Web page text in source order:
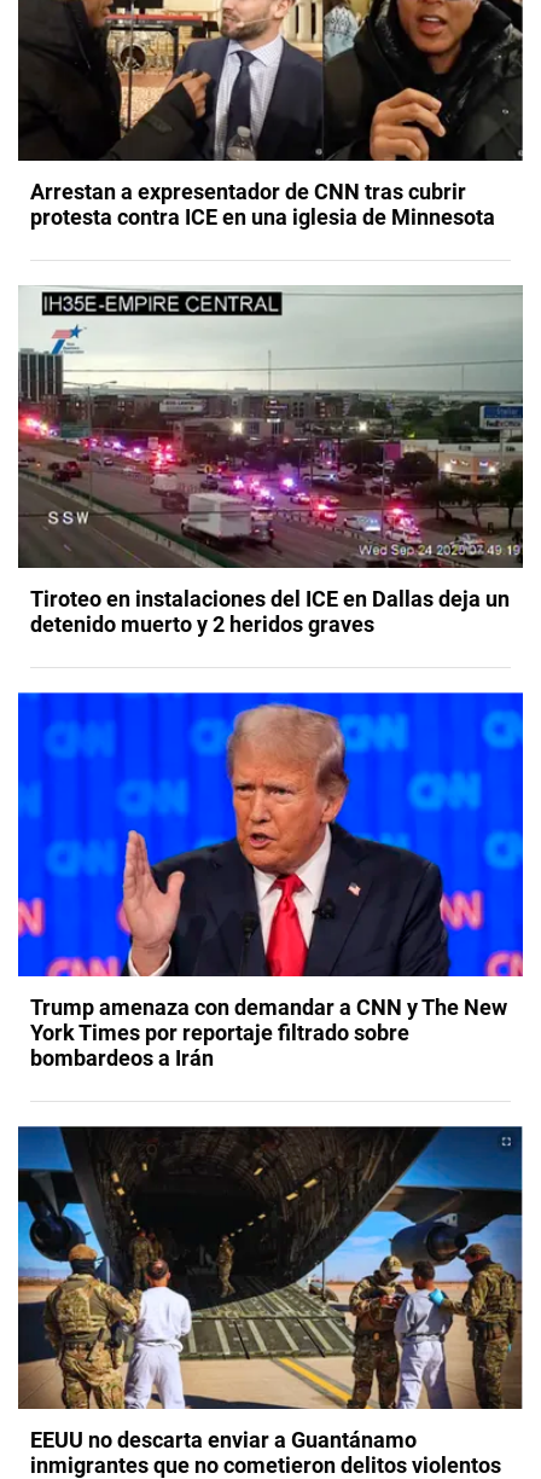
Arrestan a expresentador de CNN tras cubrir
protesta contra ICE en una iglesia de Minnesota
Tiroteo en instalaciones del ICE en Dallas deja un
detenido muerto y 2 heridos graves
Trump amenaza con demandar a CNN y The New
York Times por reportaje filtrado sobre
bombardeos a Irán
EEUU no descarta enviar a Guantánamo
inmigrantes que no cometieron delitos violentos